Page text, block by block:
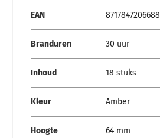
EAN 8717847206688
Branduren 30 uur
Inhoud 18 stuks
Kleur Amber
Hoogte 64 mm